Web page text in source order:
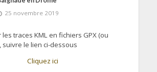
25 novembre 2019
traces KML en fichiers GPX (ou
le lien ci-dessous
Cliquez ici